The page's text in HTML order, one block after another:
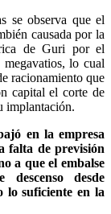
se observa que el
causada por la
de Guri por el
lo cual
racionamiento que
capital el corte de
implantación.
en la empresa
falta de previsión
a que el embalse
desde
lo suficiente en la